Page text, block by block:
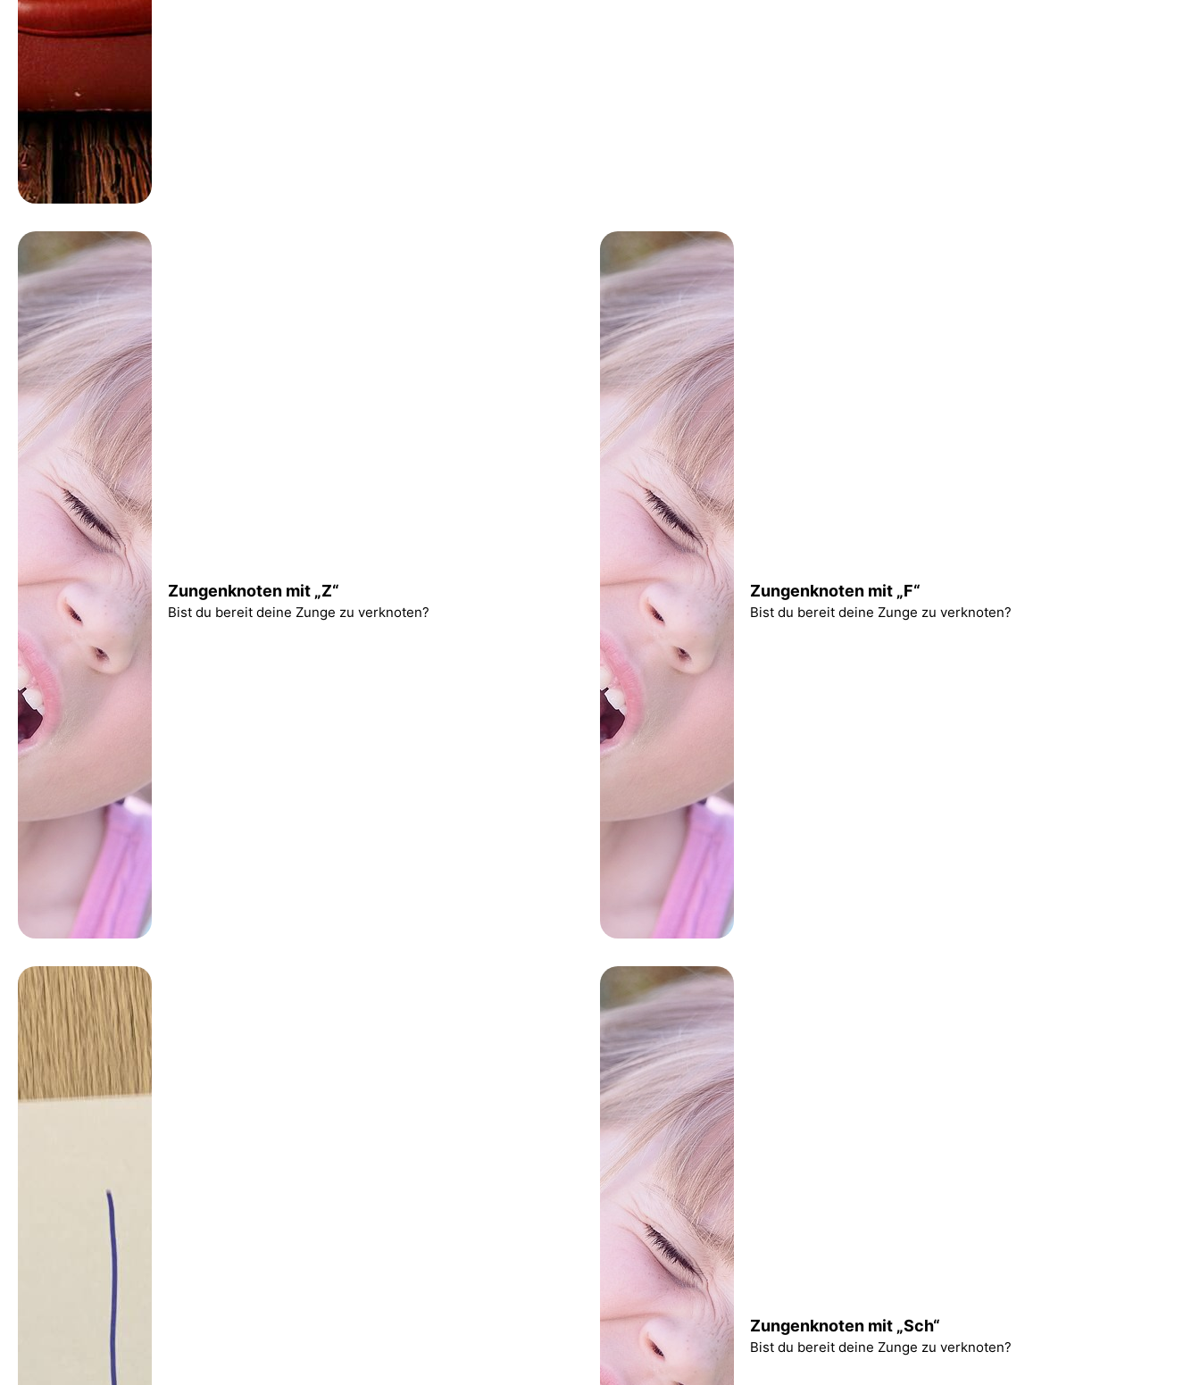
Zungenknoten mit „Z“
Bist du bereit deine Zunge zu verknoten?
Zungenknoten mit „F“
Bist du bereit deine Zunge zu verknoten?
Zungenknoten mit „Sch“
Bist du bereit deine Zunge zu verknoten?